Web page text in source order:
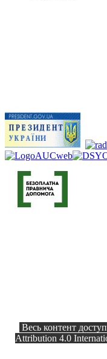
Весь контент
Attribution 4.0